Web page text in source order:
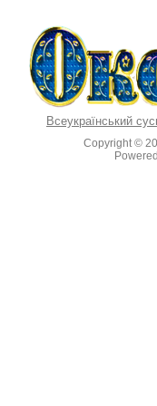
Всеукраїнський
Copyright ©